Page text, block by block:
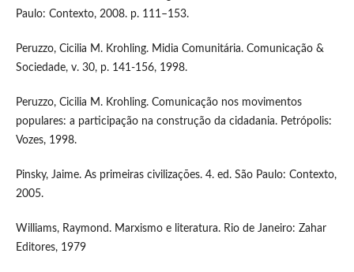
Paulo: Contexto, 2008. p. 111–153.
Peruzzo, Cicilia M. Krohling. Midia Comunitária. Comunicação &
Sociedade, v. 30, p. 141-156, 1998.
Peruzzo, Cicilia M. Krohling. Comunicação nos movimentos
populares: a participação na construção da cidadania. Petrópolis:
Vozes, 1998.
Pinsky, Jaime. As primeiras civilizações. 4. ed. São Paulo: Contexto,
2005.
Williams, Raymond. Marxismo e literatura. Rio de Janeiro: Zahar
Editores, 1979